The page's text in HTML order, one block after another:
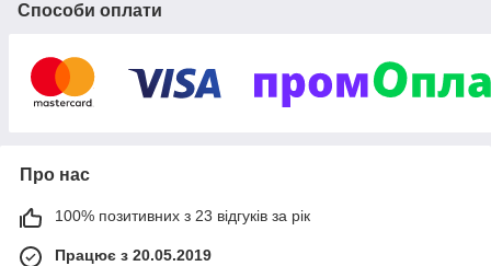
Способи оплати
Про нас
100% позитивних з 23 відгуків за рік
Працює з 20.05.2019